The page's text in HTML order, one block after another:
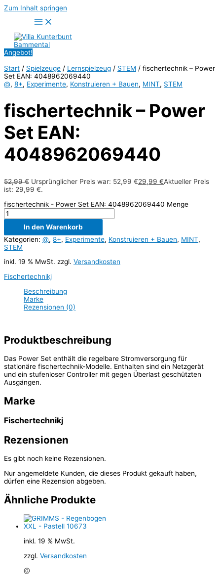
Zum Inhalt springen
Angebot!
Start / Spielzeuge / Lernspielzeug / STEM / fischertechnik – Power
Set EAN: 4048962069440
@, 8+, Experimente, Konstruieren + Bauen, MINT, STEM
fischertechnik – Power
Set EAN:
4048962069440
52,99€ Ursprünglicher Preis war: 52,99 €29,99 €Aktueller Preis
ist: 29,99 €.
fischertechnik - Power Set EAN: 4048962069440 Menge
In den Warenkorb
Kategorien: @, 8+, Experimente, Konstruieren + Bauen, MINT,
STEM
inkl. 19 % MwSt. zzgl. Versandkosten
Fischertechnikj
Beschreibung
Marke
Rezensionen (0)
Produktbeschreibung
Das Power Set enthält die regelbare Stromversorgung für
stationäre fischertechnik-Modelle. Enthalten sind ein Netzgerät
und ein stufenloser Controller mit gegen Überlast geschützten
Ausgängen.
Marke
Fischertechnikj
Rezensionen
Es gibt noch keine Rezensionen.
Nur angemeldete Kunden, die dieses Produkt gekauft haben,
dürfen eine Rezension abgeben.
Ähnliche Produkte
inkl. 19 % MwSt.
zzgl. Versandkosten
@